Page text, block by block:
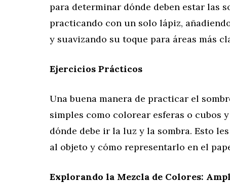
para determinar dónde deben estar las
practicando con un solo lápiz,
y suavizando su toque para áreas más
Ejercicios Prácticos
Una buena manera de practicar el
simples como colorear esferas o cubos
dónde debe ir la luz y la sombra. Esto
al objeto y cómo representarlo en el
Explorando la Mezcla de Colores: